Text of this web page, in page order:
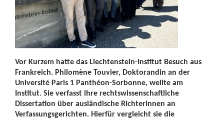
Vor Kurzem hatte das Liechtenstein-Institut Besuch aus
Frankreich. Philomène Touvier, Doktorandin an der
Université Paris 1 Panthéon-Sorbonne, weilte am
Institut. Sie verfasst ihre rechtswissenschaftliche
Dissertation über ausländische RichterInnen an
Verfassungsgerichten. Hierfür vergleicht sie die